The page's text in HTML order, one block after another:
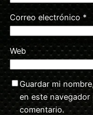
Correo electrónico *
Web
Guardar mi
en este navegador
comentario.